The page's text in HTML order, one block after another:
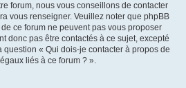
forum, nous vous conseillons de contacter
vous renseigner. Veuillez noter que phpBB
ce forum ne peuvent pas vous proposer
donc pas être contactés à ce sujet, excepté
question « Qui dois-je contacter à propos de
liés à ce forum ? ».